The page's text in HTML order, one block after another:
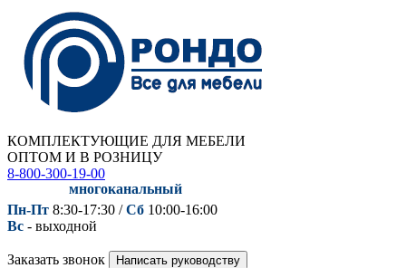
КОМПЛЕКТУЮЩИЕ ДЛЯ МЕБЕЛИ
ОПТОМ И В РОЗНИЦУ
8-800-300-19-00
многоканальный
Пн-Пт 8:30-17:30 /Сб 10:00-16:00
Вс - выходной
Заказать звонок Написать руководству